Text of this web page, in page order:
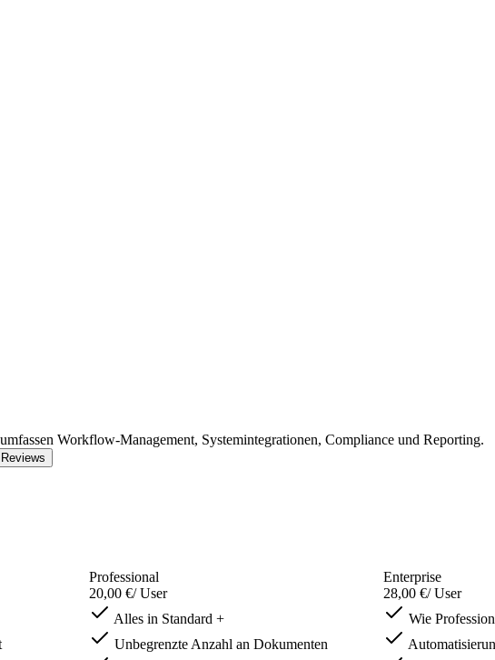
Workflow-Management, Systemintegrationen, Compliance und Reporting.
Reviews
Professional
20,00 €/ User
Alles in Standard +
Unbegrenzte Anzahl an Dokumenten
Enterprise
28,00 €/ User
Wie